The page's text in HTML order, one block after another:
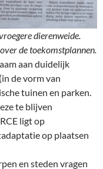
dierenweide.
de toekomstplannen.
aan duidelijk
de vorm van
tuinen en parken.
te blijven
ligt op
op plaatsen
en steden vragen